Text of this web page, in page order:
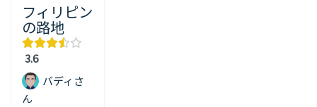
フィリピン
の路地
3.6
バディさ
ん